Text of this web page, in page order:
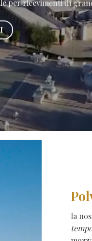
per ricevimenti di
la